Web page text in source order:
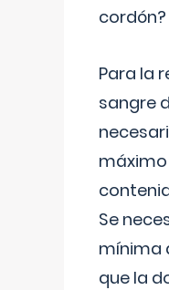
cordón?
Para la
sangre
Se
mínima
que la